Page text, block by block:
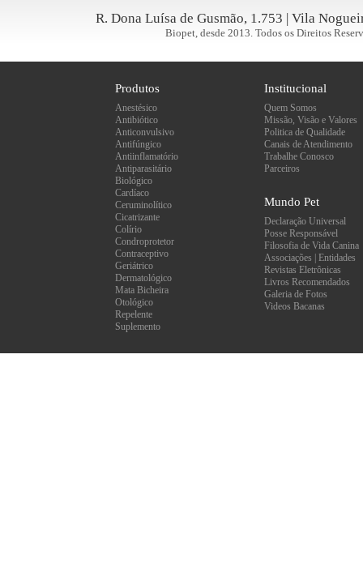
R. Dona Luísa de Gusmão, 1.753 | Vila
Biopet, desde 2013. Todos os Direitos
Produtos
Anestésico
Antibiótico
Anticonvulsivo
Antifúngico
Antiinflamatório
Antiparasitário
Biológico
Cardíaco
Ceruminolítico
Cicatrizante
Colírio
Condroprotetor
Contraceptivo
Geriátrico
Dermatológico
Mata Bicheira
Otológico
Repelente
Suplemento
Institucional
Quem Somos
Missão, Visão e Valores
Politica de Qualidade
Canais de Atendimento
Trabalhe Conosco
Parceiros
Mundo Pet
Declaração Universal
Posse Responsável
Filosofia de Vida Canina
Associações | Entidades
Revistas Eletrônicas
Livros Recomendados
Galeria de Fotos
Videos Bacanas